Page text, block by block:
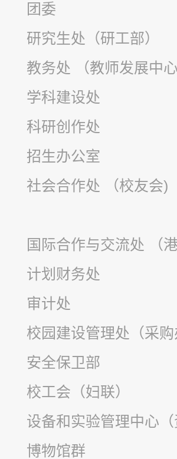
团委
研究生处（研工部）
教务处 （教师发展中心
学科建设处
科研创作处
招生办公室
社会合作处 （校友会)
国际合作与交流处 （
计划财务处
审计处
校园建设管理处（采购
安全保卫部
校工会（妇联）
设备和实验管理中心（
博物馆群